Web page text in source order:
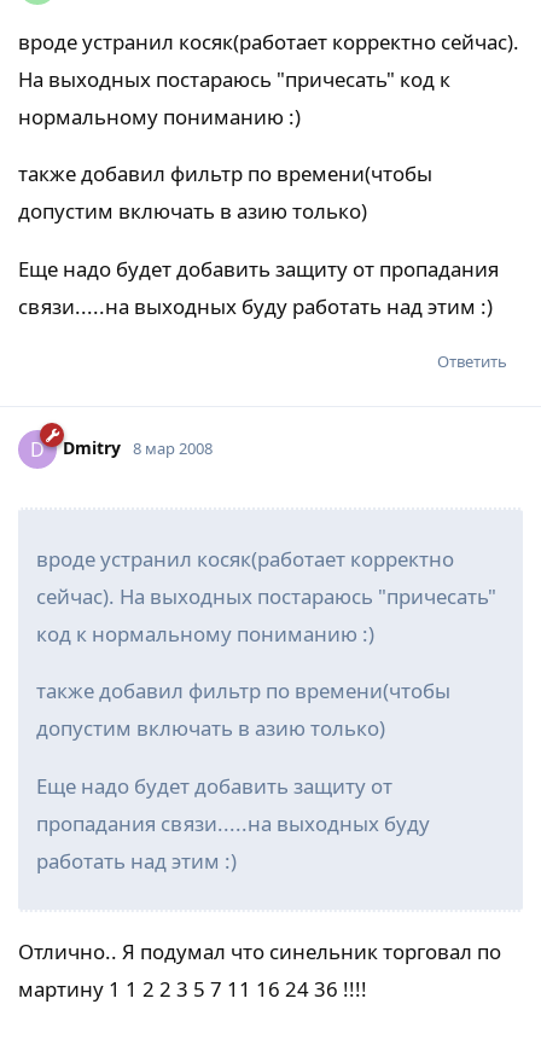
вроде устранил косяк(работает корректно сейчас).
На выходных постараюсь "причесать" код к
нормальному пониманию :)
также добавил фильтр по времени(чтобы
допустим включать в азию только)
Еще надо будет добавить защиту от пропадания
связи.....на выходных буду работать над этим :)
Ответить
D Dmitry 8 мар 2008
вроде устранил косяк(работает корректно
сейчас). На выходных постараюсь "причесать"
код к нормальному пониманию :)
также добавил фильтр по времени(чтобы
допустим включать в азию только)
Еще надо будет добавить защиту от
пропадания связи.....на выходных буду
работать над этим :)
Отлично.. Я подумал что синельник торговал по
мартину 1 1 2 2 3 5 7 11 16 24 36 !!!!